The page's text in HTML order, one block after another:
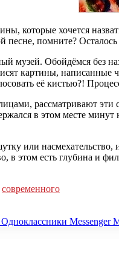
которые хочется
песне, помните?
музей. Обойдёмся без
картины,
её кистью?!
рассматривают
в этом месте
или
в этом есть глубина и
современного
Одноклассники Messenger